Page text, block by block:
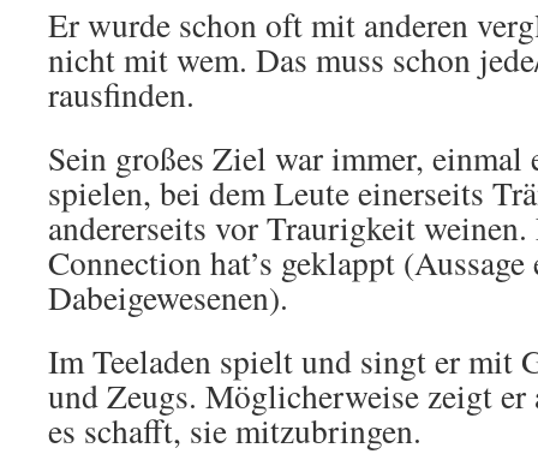
Er wurde schon oft mit anderen
nicht mit wem. Das muss schon
rausfinden.
Sein großes Ziel war immer, einmal
spielen, bei dem Leute einerseits
andererseits vor Traurigkeit
Connection hat’s geklappt (Aussage
Dabeigewesenen).
Im Teeladen spielt und singt er mit
und Zeugs. Möglicherweise zeigt er
es schafft, sie mitzubringen.